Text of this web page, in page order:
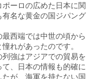
ーロの広めた日本に関
名な黄金の国ジパング
西端では中世の頃から
れがあったのです。
強はアジアでの貿易を
、日本の情報も的確に
が、海軍を持たない国